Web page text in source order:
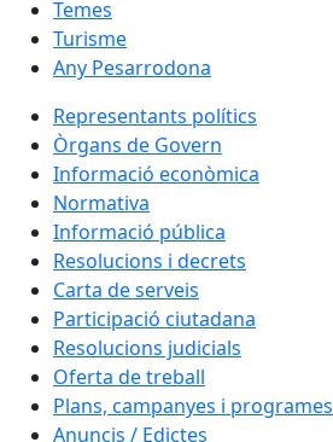
Temes
Turisme
Any Pesarrodona
Representants polítics
Òrgans de Govern
Informació econòmica
Normativa
Informació pública
Resolucions i decrets
Carta de serveis
Participació ciutadana
Resolucions judicials
Oferta de treball
Plans, campanyes i programes
Anuncis / Edictes